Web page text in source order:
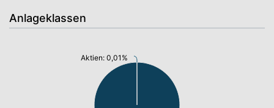
Anlageklassen
Aktien: 0,01%